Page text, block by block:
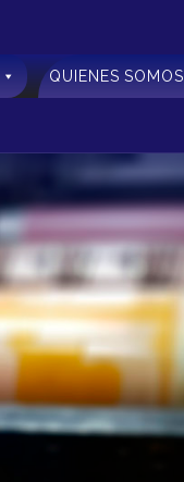
QUIENES SOMOS